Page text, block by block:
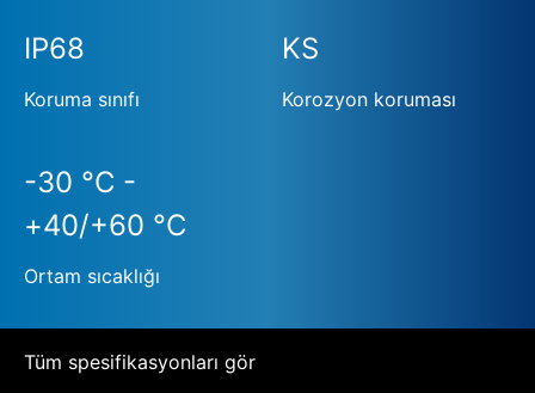
IP68
Koruma sınıfı
KS
Korozyon koruması
-30 °C -
+40/+60 °C
Ortam sıcaklığı
Tüm spesifikasyonları gör